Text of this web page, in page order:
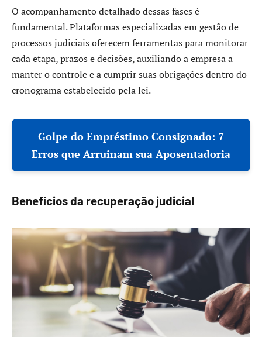
O acompanhamento detalhado dessas fases é
fundamental. Plataformas especializadas em gestão de
processos judiciais oferecem ferramentas para monitorar
cada etapa, prazos e decisões, auxiliando a empresa a
manter o controle e a cumprir suas obrigações dentro do
cronograma estabelecido pela lei.
Golpe do Empréstimo Consignado: 7
Erros que Arruinam sua Aposentadoria
Benefícios da recuperação judicial